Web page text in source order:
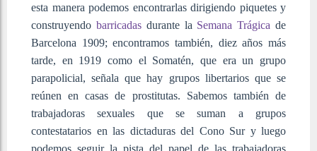
esta manera podemos encontrarlas dirigiendo piquetes y
construyendo barricadasdurante la Semana Trágica de
Barcelona 1909; encontramos también, diez años más
tarde, en 1919 como el Somatén, que era un grupo
parapolicial, señala que hay grupos libertarios que se
reúnen en casas de prostitutas. Sabemos también de
trabajadoras sexuales que se suman a grupos
contestatarios en las dictaduras del Cono Sur y luego
podemos seguir la pista del papel de las trabajadoras